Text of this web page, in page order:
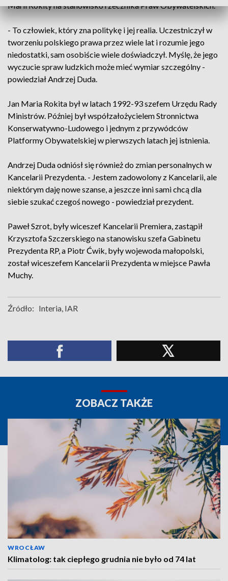
Marii Rokity na stanowisko rzecznika Praw Obywatelskich.
- To człowiek, który zna politykę i jej realia. Uczestniczył w
tworzeniu polskiego prawa przez wiele lat i rozumie jego
niedostatki, sam osobiście wiele doświadczył. Myślę, że jego
wyczucie spraw ludzkich może mieć wymiar szczególny -
powiedział Andrzej Duda.
Jan Maria Rokita był w latach 1992-93 szefem Urzędu Rady
Ministrów. Później był współzałożycielem Stronnictwa
Konserwatywno-Ludowego i jednym z przywódców
Platformy Obywatelskiej w pierwszych latach jej istnienia.
Andrzej Duda odniósł się również do zmian personalnych w
Kancelarii Prezydenta. - Jestem zadowolony z Kancelarii, ale
niektórym daję nowe szanse, a jeszcze inni sami chcą dla
siebie szukać czegoś nowego - powiedział prezydent.
Paweł Szrot, były wiceszef Kancelarii Premiera, zastąpił
Krzysztofa Szczerskiego na stanowisku szefa Gabinetu
Prezydenta RP, a Piotr Ćwik, były wojewoda małopolski,
został wiceszefem Kancelarii Prezydenta w miejsce Pawła
Muchy.
Źródło: Interia, IAR
ZOBACZ TAKŻE
WROCŁAW
Klimatolog: tak ciepłego grudnia nie było od 74 lat